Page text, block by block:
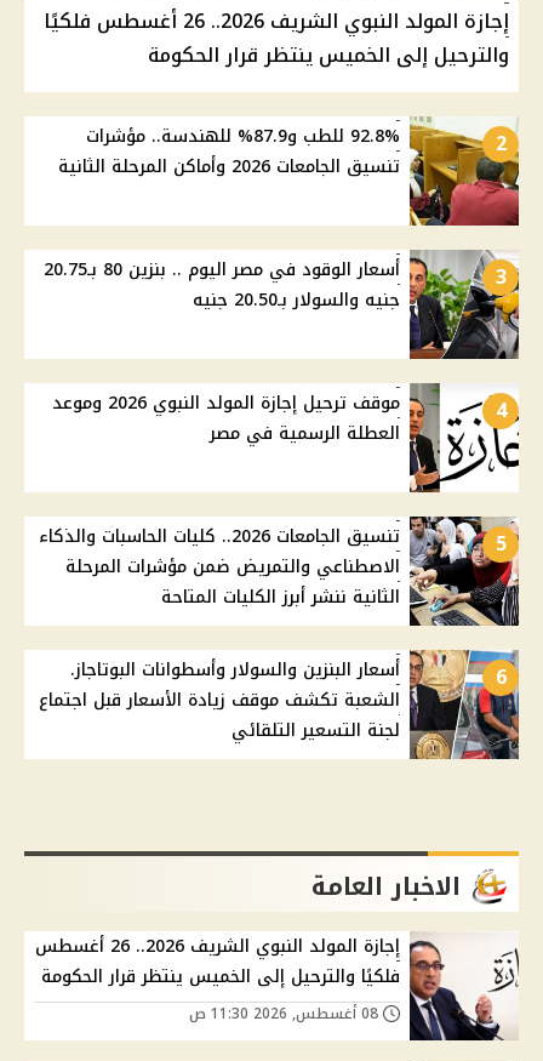
إجازة المولد النبوي الشريف 2026.. 26 أغسطس فلكيًا
والترحيل إلى الخميس ينتظر قرار الحكومة
2
92.8% للطب و87.9% للهندسة.. مؤشرات
تنسيق الجامعات 2026 وأماكن المرحلة الثانية
3
أسعار الوقود في مصر اليوم .. بنزين 80 بـ20.75
جنيه والسولار بـ20.50 جنيه
4
موقف ترحيل إجازة المولد النبوي 2026 وموعد
العطلة الرسمية في مصر
5
تنسيق الجامعات 2026.. كليات الحاسبات والذكاء
الاصطناعي والتمريض ضمن مؤشرات المرحلة
الثانية ننشر أبرز الكليات المتاحة
6
أسعار البنزين والسولار وأسطوانات البوتاجاز.
الشعبة تكشف موقف زيادة الأسعار قبل اجتماع
لجنة التسعير التلقائي
الاخبار العامة
إجازة المولد النبوي الشريف 2026.. 26 أغسطس
فلكيًا والترحيل إلى الخميس ينتظر قرار الحكومة